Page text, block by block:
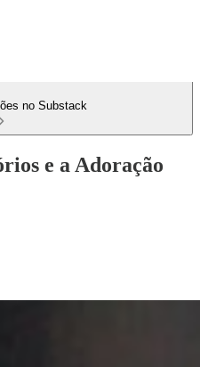
no Substack
e a Adoração